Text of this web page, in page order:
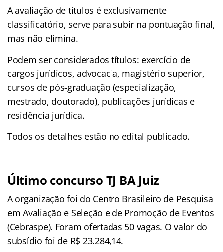
A avaliação de títulos é exclusivamente
classificatório, serve para subir na pontuação final,
mas não elimina.
Podem ser considerados títulos: exercício de
cargos jurídicos, advocacia, magistério superior,
cursos de pós-graduação (especialização,
mestrado, doutorado), publicações jurídicas e
residência jurídica.
Todos os detalhes estão no edital publicado.
Último concurso TJ BA Juiz
A organização foi do Centro Brasileiro de Pesquisa
em Avaliação e Seleção e de Promoção de Eventos
(Cebraspe). Foram ofertadas 50 vagas. O valor do
subsídio foi de R$ 23.284,14.